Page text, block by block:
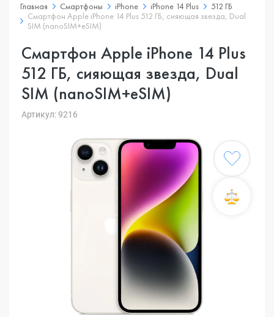
Главная Смартфоны iPhone iPhone 14 Plus
512 ГБ
Смартфон Apple iPhone 14 Plus 512 ГБ, сияющая звезда, Dual
SIM (nanoSIM+eSIM)
Смартфон Apple iPhone 14 Plus
512 ГБ, сияющая звезда, Dual
SIM (nanoSIM+eSIM)
Артикул: 9216